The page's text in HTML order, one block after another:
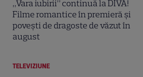
„Vara iubirii” continuă la DIVA!
Filme romantice în premieră și
povești de dragoste de văzut în
august
TELEVIZIUNE